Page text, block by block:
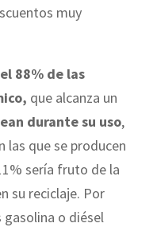
muy
el 88% de las
que alcanza un
durante su uso,
las que se producen
sería fruto de la
su reciclaje. Por
o diésel